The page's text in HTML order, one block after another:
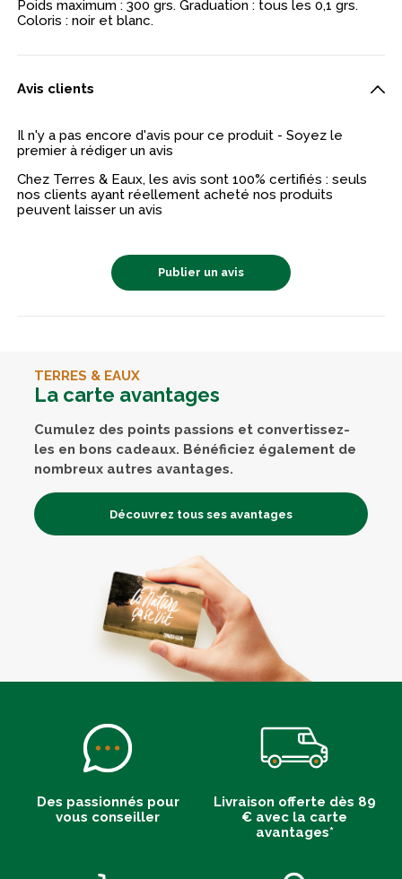
Poids maximum : 300 grs. Graduation : tous les 0,1 grs.
Coloris : noir et blanc.
Avis clients
Il n'y a pas encore d'avis pour ce produit - Soyez le
premier à rédiger un avis
Chez Terres & Eaux, les avis sont 100% certifiés : seuls
nos clients ayant réellement acheté nos produits
peuvent laisser un avis
Publier un avis
TERRES & EAUX
La carte avantages
Cumulez des points passions et convertissez-
les en bons cadeaux. Bénéficiez également de
nombreux autres avantages.
Découvrez tous ses avantages
Des passionnés pour
vous conseiller
Livraison offerte dès 89
€ avec la carte
avantages*